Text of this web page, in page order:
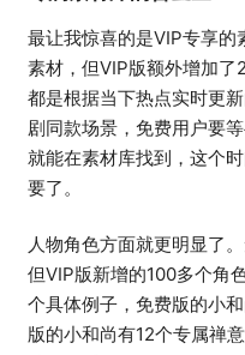
最让我惊喜的是VIP专享
素材，但VIP版额外增加
都是根据当下热点实时更
剧同款场景，免费用户要
就能在素材库找到，这个
要了。
人物角色方面就更明显了
但VIP版新增的100多个角
个具体例子，免费版的小
版的小和尚有12个专属禅